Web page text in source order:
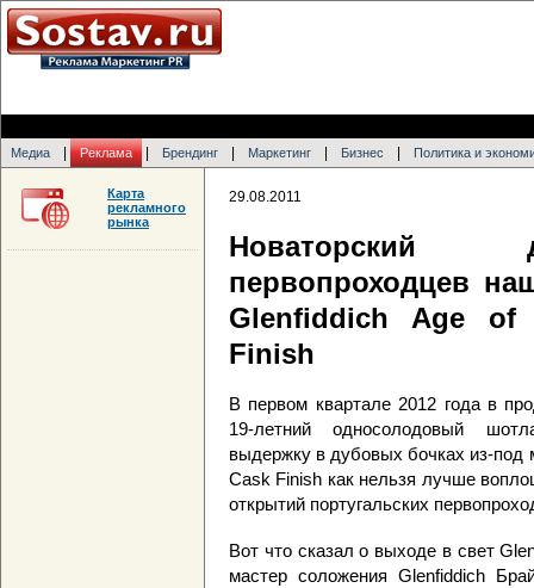
Медиа Реклама Брендинг Маркетинг Бизнес Политика и
29.08.2011
Новаторский
первопроходцев
Glenfiddich Age of
Finish
В первом квартале 2012 года в
19-летний односолодовый
выдержку в дубовых бочках из-под
Cask Finish как нельзя лучше
открытий португальских
Вот что сказал о выходе в свет
мастер соложения Glenfiddich
Карта
рекламного
рынка